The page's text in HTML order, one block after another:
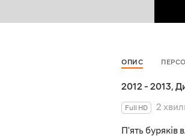
ОПИС
2012 - 2013,
Full HD
2
П'ять